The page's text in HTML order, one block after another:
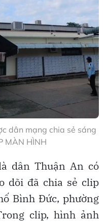
dân mạng chia sẻ sáng
MÀN HÌNH
dân Thuận An có
dõi đã chia sẻ clip
Bình Đức, phường
clip, hình ảnh